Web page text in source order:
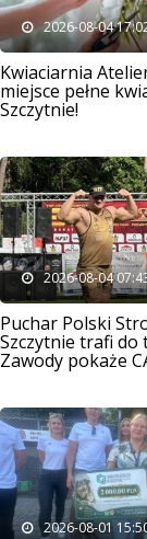
2026-08-04
Kwiaciarnia
miejsce pełne
Szczytnie!
2026-08-04
Puchar Polski
Szczytnie trafi do
Zawody pokaże
2026-08-01